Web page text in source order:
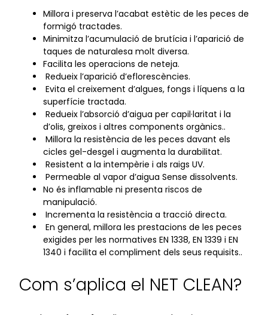
Millora i preserva l’acabat estètic de les peces de
formigó tractades.
Minimitza l’acumulació de brutícia i l’aparició de
taques de naturalesa molt diversa.
Facilita les operacions de neteja.
Redueix l’aparició d’eflorescències.
Evita el creixement d’algues, fongs i líquens a la
superfície tractada.
Redueix l’absorció d’aigua per capil·laritat i la
d’olis, greixos i altres components orgànics..
Millora la resistència de les peces davant els
cicles gel-desgel i augmenta la durabilitat.
Resistent a la intempèrie i als raigs UV.
Permeable al vapor d’aigua Sense dissolvents.
No és inflamable ni presenta riscos de
manipulació.
Incrementa la resistència a tracció directa.
En general, millora les prestacions de les peces
exigides per les normatives EN 1338, EN 1339 i EN
1340 i facilita el compliment dels seus requisits..
Com s’aplica el NET CLEAN?